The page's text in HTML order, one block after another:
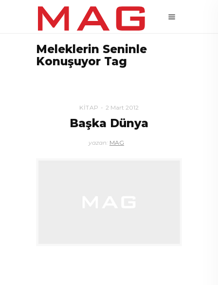
Meleklerin Seninle
Konuşuyor Tag
KITAP 2 Mart 2012
Başka Dünya
yazan: MAG